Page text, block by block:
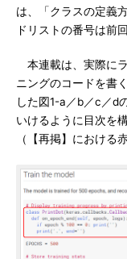
は、「クラスの定義
ドリストの番号は前
本連載は、実際に
ニングのコードを書
した図1-a／b／c／d
いけるように目次を
（【再掲】における